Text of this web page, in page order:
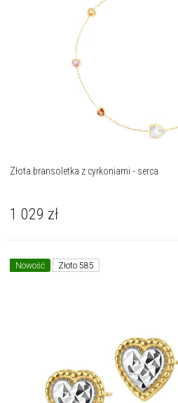
Złota bransoletka z cyrkoniami - serca
1 029 zł
Nowość Złoto 585